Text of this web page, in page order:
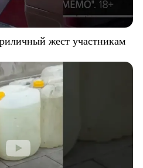
жест участникам